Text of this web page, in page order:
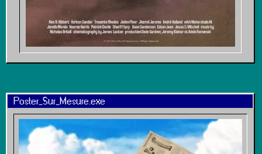
Poster_Sur_Mesure.exe